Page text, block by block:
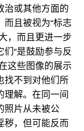
治或其他方面的
且被视为“标志
，而且更进一步
“是鼓励参与反
这些图像的展示
找不到对他们所
解。在同一间
照片从未被公
秽，但可能反而